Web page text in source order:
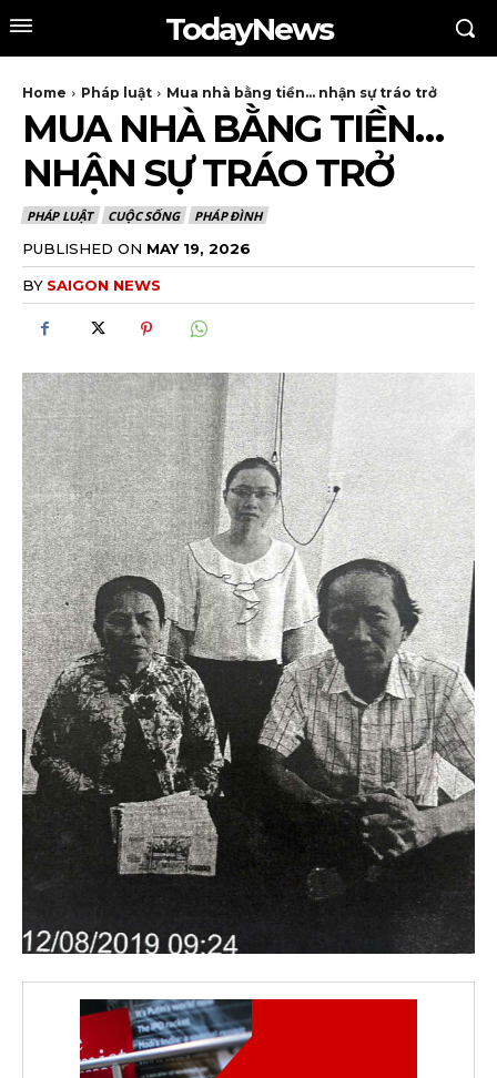
TodayNews
Home Pháp luật Mua nhà bằng tiền… nhận sự tráo trở
MUA NHÀ BẰNG TIỀN…
NHẬN SỰ TRÁO TRỞ
PHÁP LUẬT CUỘC SỐNG PHÁP ĐÌNH
PUBLISHED ON MAY 19, 2026
BY SAIGON NEWS